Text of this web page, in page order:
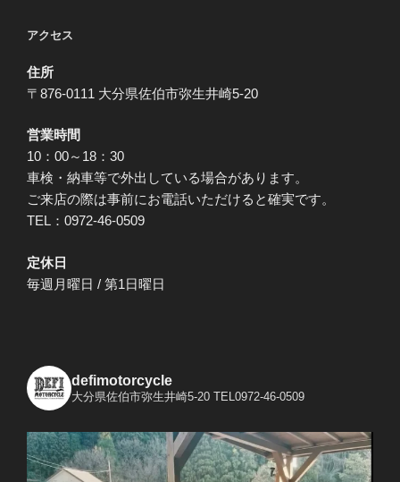
アクセス
住所
〒876-0111 大分県佐伯市弥生井崎5-20
営業時間
10：00～18：30
車検・納車等で外出している場合があります。
ご来店の際は事前にお電話いただけると確実です。
TEL：0972-46-0509
定休日
毎週月曜日 / 第1日曜日
defimotorcycle
大分県佐伯市弥生井崎5-20 TEL0972-46-0509